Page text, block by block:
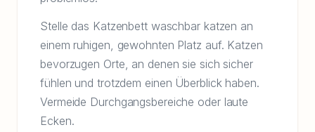
Stelle das Katzenbett waschbar katzen an
einem ruhigen, gewohnten Platz auf. Katzen
bevorzugen Orte, an denen sie sich sicher
fühlen und trotzdem einen Überblick haben.
Vermeide Durchgangsbereiche oder laute
Ecken.